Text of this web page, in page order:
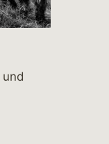
und